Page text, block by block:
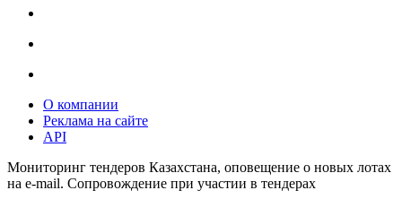
О компании
Реклама на сайте
API
Мониторинг тендеров Казахстана, оповещение о новых лотах
на e-mail. Сопровождение при участии в тендерах